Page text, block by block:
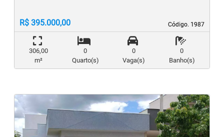
Código. 1987
Código. 1987
R$ 395.000,00
306,00
m²
0
Quarto(s)
0
Vaga(s)
0
Banho(s)